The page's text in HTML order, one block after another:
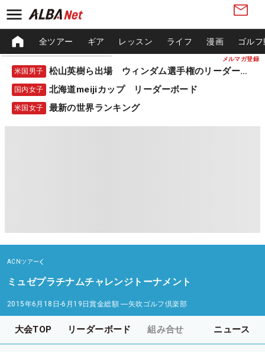
メルマガ登録
全ツアー ギア レッスン ライフ 漫画 ゴル
米国男子 松山英樹ら出場 ウィンダム選手権のリーダーボード
国内女子 北海道meijiカップ リーダーボード
米国女子 最新の世界ランキング
ACNツアー
ミュゼプラチナムチャレンジトーナメント
2015年6月18日-6月19日賞金総額 ―矢吹ゴルフ倶楽部
大会TOP リーダーボード 組み合せ ニュース